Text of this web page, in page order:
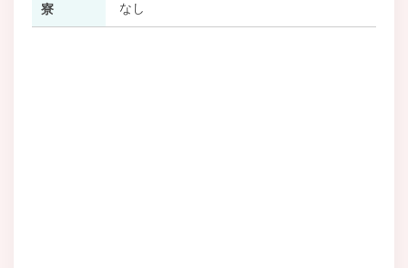
寮 なし